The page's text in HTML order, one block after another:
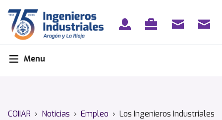
content
Menu
COIIAR › Noticias › Empleo › Los Ingenieros Industriales